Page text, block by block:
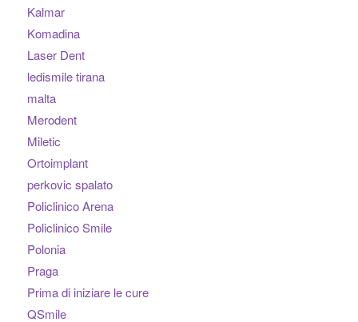
Kalmar
Komadina
Laser Dent
ledismile tirana
malta
Merodent
Miletic
Ortoimplant
perkovic spalato
Policlinico Arena
Policlinico Smile
Polonia
Praga
Prima di iniziare le cure
QSmile